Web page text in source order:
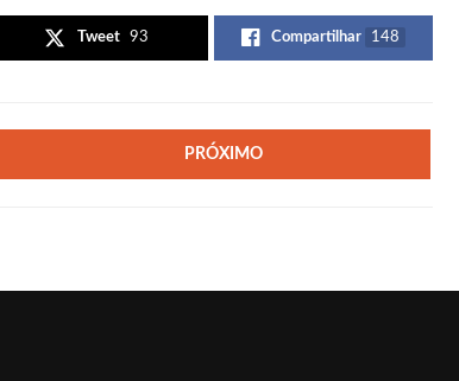
Tweet 93 Compartilhar 148
PRÓXIMO